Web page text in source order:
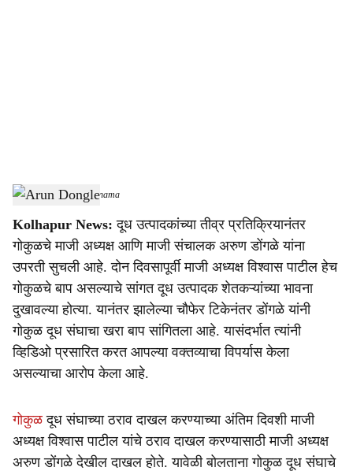
a
r
e
Arun Dongle -Sarkarnama
Kolhapur News: दूध उत्पादकांच्या तीव्र प्रतिक्रियानंतर
गोकुळचे माजी अध्यक्ष आणि माजी संचालक अरुण डोंगळे यांना
उपरती सुचली आहे. दोन दिवसापूर्वी माजी अध्यक्ष विश्वास पाटील हेच
गोकुळचे बाप असल्याचे सांगत दूध उत्पादक शेतकऱ्यांच्या भावना
दुखावल्या होत्या. यानंतर झालेल्या चौफेर टिकेनंतर डोंगळे यांनी
गोकुळ दूध संघाचा खरा बाप सांगितला आहे. यासंदर्भात त्यांनी
व्हिडिओ प्रसारित करत आपल्या वक्तव्याचा विपर्यास केला
असल्याचा आरोप केला आहे.
गोकुळदूध संघाच्या ठराव दाखल करण्याच्या अंतिम दिवशी माजी
अध्यक्ष विश्वास पाटील यांचे ठराव दाखल करण्यासाठी माजी अध्यक्ष
अरुण डोंगळे देखील दाखल होते. यावेळी बोलताना गोकुळ दूध संघाचे